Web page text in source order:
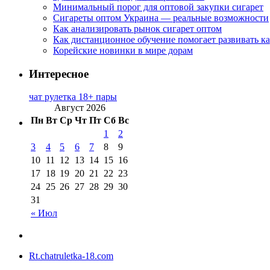
Минимальный порог для оптовой закупки сигарет
Сигареты оптом Украина — реальные возможности
Как анализировать рынок сигарет оптом
Как дистанционное обучение помогает развивать
Корейские новинки в мире дорам
Интересное
чат рулетка 18+ пары
Август 2026
Пн Вт Ср Чт Пт Сб Вс
« Июл
1
2
3
4 5 6 7 8
9
10 11 12 13 14 15 16
17 18 19 20 21 22 23
24 25 26 27 28 29 30
31
Rt.chatruletka-18.com